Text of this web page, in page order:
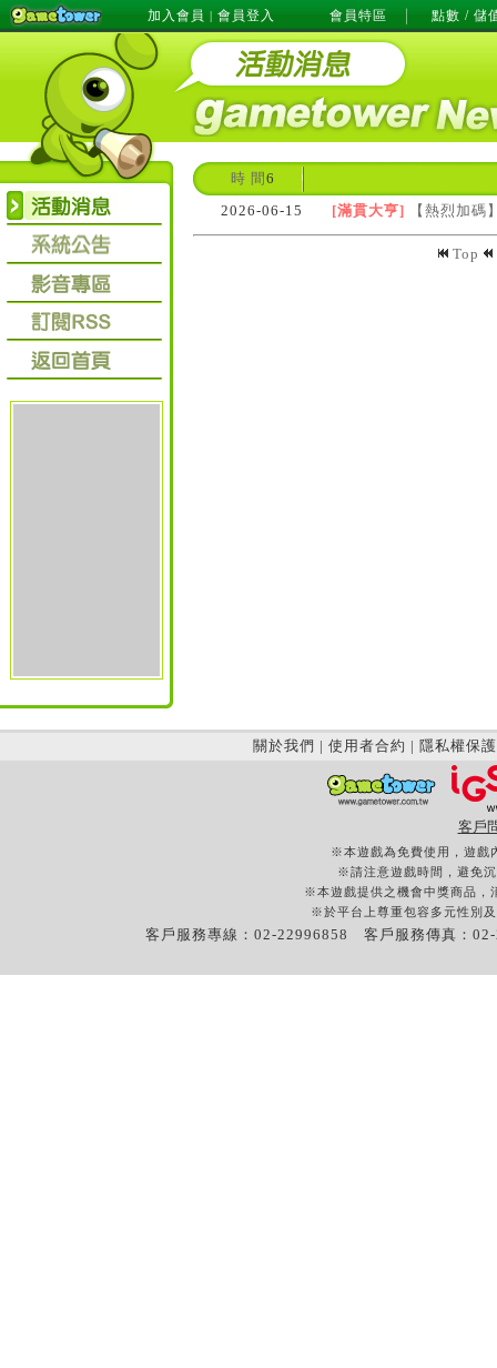
加入會員 | 會員登入 會員特區 點數 / 儲
時 間 6
2026-06-15
[滿貫大亨] 【熱烈加碼
Top
關於我們 | 使用者合約 | 隱私權保護
客戶
※本遊戲為免費使用，遊戲
※請注意遊戲時間，避免
※本遊戲提供之機會中獎商品，
※於平台上尊重包容多元性別
客戶服務專線：02-22996858 客戶服務傳真：